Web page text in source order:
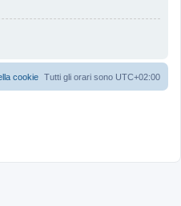
Tutti gli orari sono UTC+02:00
cookie